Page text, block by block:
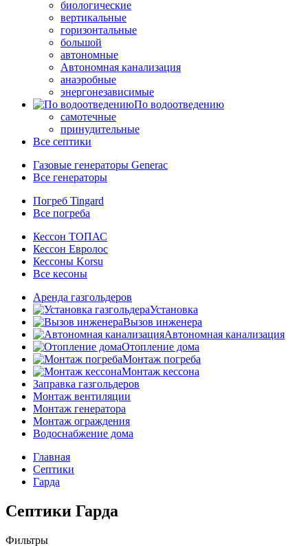
биологические
вертикальные
горизонтальные
большой
автономные
Автономная канализация
анаэробные
энергонезависимые
По водоотведению
самотечные
принудительные
Все септики
Газовые генераторы Generac
Все генераторы
Погреб Tingard
Все погреба
Кессон ТОПАС
Кессон Евролос
Кессоны Korsu
Все кесоны
Аренда газгольдеров
Установка
Вызов инженера
Автономная канализация
Отопление дома
Монтаж погреба
Монтаж кессона
Заправка газгольдеров
Монтаж вентиляции
Монтаж генератора
Монтаж ограждения
Водоснабжение дома
Главная
Септики
Гарда
Септики Гарда
Фильтры